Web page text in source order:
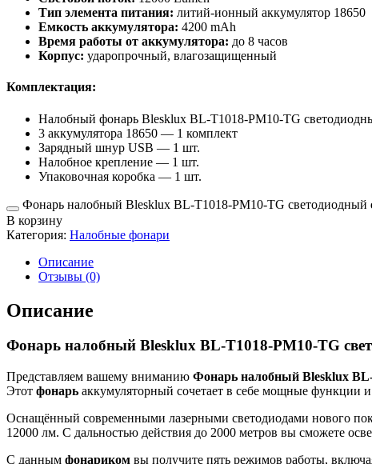
Тип элемента питания: литий-ионный аккумулятор 18650
Емкость аккумулятора: 4200 mAh
Время работы от аккумулятора: до 8 часов
Корпус: ударопрочный, влагозащищенный
Комплектация:
Налобный фонарь Blesklux BL-T1018-PM10-TG
3 аккумулятора 18650 — 1 комплект
Зарядный шнур USB — 1 шт.
Налобное крепление — 1 шт.
Упаковочная коробка — 1 шт.
Фонарь налобный Blesklux BL-T1018-PM10-TG светодиодный
В корзину
Категория: Налобные фонари
Описание
Отзывы (0)
Описание
Фонарь налобный Blesklux BL-T1018-PM10-TG
Представляем вашему вниманию Фонарь налобный Blesklux
Этот фонарь аккумуляторный сочетает в себе мощные функции
Оснащённый современными лазерными светодиодами нового
12000 лм. С дальностью действия до 2000 метров вы сможете
С данным фонариком вы получите пять режимов работы,